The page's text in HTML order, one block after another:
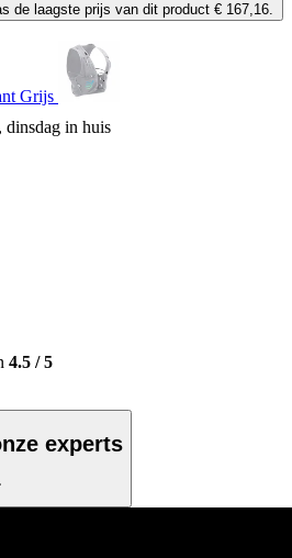
de laagste prijs van dit product € 167,16.
Grijs
dinsdag in huis
4.5 /5
experts